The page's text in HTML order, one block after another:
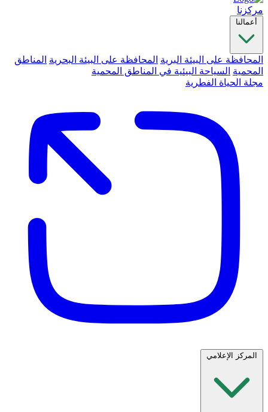
مركزنا
أعمالنا
المحافظة على البيئة البرية المحافظة على البيئة البحرية المناطق
المحمية السياحة البيئية في المناطق المحمية
مجلة الحياة الفطرية
المركز الإعلامي